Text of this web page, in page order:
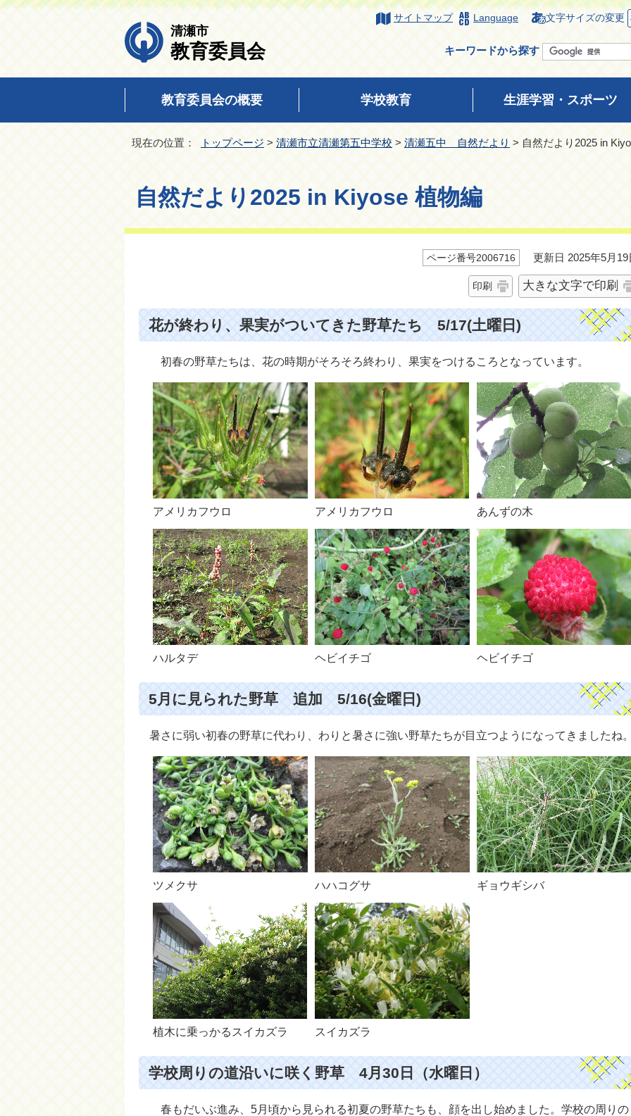
清瀬市
教育委員会
サイトマップ Language 文字サイズの変更
キーワードから探す
教育委員会の概要 学校教育 生涯学習・スポーツ
現在の位置： トップページ > 清瀬市立清瀬第五中学校 > 清瀬五中 自然だより > 自然だより2025 in
自然だより2025 in Kiyose 植物編
ページ番号2006716 更新日 2025年5月19
印刷 大きな文字で印刷
花が終わり、果実がついてきた野草たち 5/17(土曜日)
初春の野草たちは、花の時期がそろそろ終わり、果実をつけるころとなっています。
アメリカフウロ アメリカフウロ あんずの木
ハルタデ ヘビイチゴ ヘビイチゴ
5月に見られた野草 追加 5/16(金曜日)
暑さに弱い初春の野草に代わり、わりと暑さに強い野草たちが目立つようになってきましたね
ツメクサ ハハコグサ ギョウギシバ
植木に乗っかるスイカズラ スイカズラ
学校周りの道沿いに咲く野草 4月30日（水曜日）
春もだいぶ進み、5月頃から見られる初夏の野草たちも、顔を出し始めました。学校の周りの